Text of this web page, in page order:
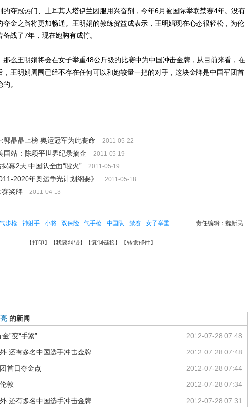
冠热门、土耳其人塔伊兰因服用兴奋剂，今年6月被国际举联禁赛4年。没有
夺金之路将更加畅通。王明娟的教练贺益成表示，王明娟现在心态很轻松，为伦
战了7年，现在她胸有成竹。
王明娟将会在女子举重48公斤级的比赛中为中国冲击金牌，从目前来看，在
，王明娟周围已经不存在任何可以和她较量一把的对手，这块金牌是中国军团首
。
郭晶晶上榜 奥运冠军为此丧命
2011-05-22
国站：陈颖平世界纪录摘金 2011-05-19
幕2天 中国队全面“哑火” 2011-05-19
2020年奥运争光计划纲要》 2011-05-18
赛奖牌 2011-04-13
责任编辑：魏新民
气步枪 神射手 小将 双保险 气手枪 中国队 禁赛 女子举重
【打印 】【我要纠错】【复制链接】【转发邮件】
的新闻
2012-07-28 07:48
”变“手紧”
2012-07-28 07:48
还有多名中国选手冲击金牌
2012-07-28 07:44
首日夺金点
2012-07-28 07:34
敦
2012-07-28 07:31
还有多名中国选手冲击金牌